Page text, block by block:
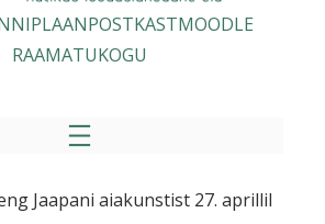
POSTKASTMOODLE
RAAMATUKOGU
Jaapani aiakunstist 27. aprillil